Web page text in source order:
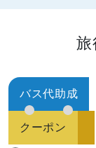
旅
バス代助成
クーポン